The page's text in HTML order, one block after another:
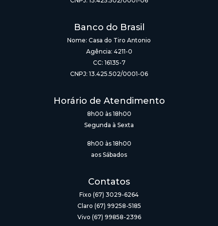
Banco do Brasil
Nome: Casa do Tiro Antonio
Agência: 4211-0
CC: 16135-7
CNPJ: 13.425.502/0001-06
Horário de Atendimento
8h00 às 18h00
Segunda à Sexta
8h00 às 18h00
aos Sábados
Contatos
Fixo (67) 3029-6264
Claro (67) 99258-5185
Vivo (67) 99858-2396